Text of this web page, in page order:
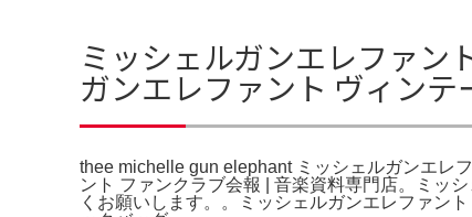
ミッシェルガンエレファ
ガンエレファント ヴィンテ
thee michelle gun elephant ミッシェルガンエレ
ント ファンクラブ会報 | 音楽資料専門店。ミッ
くお願いします。。ミッシェルガンエレファン